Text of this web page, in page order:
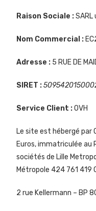
Raison Sociale : SARL
Nom Commercial :
Adresse : 5 RUE DE
SIRET :
Service Client :OVH
Le site est hébergé par
Euros, immatriculée au
sociétés de Lille
Métropole 424 761 419
2 rue Kellermann – BP